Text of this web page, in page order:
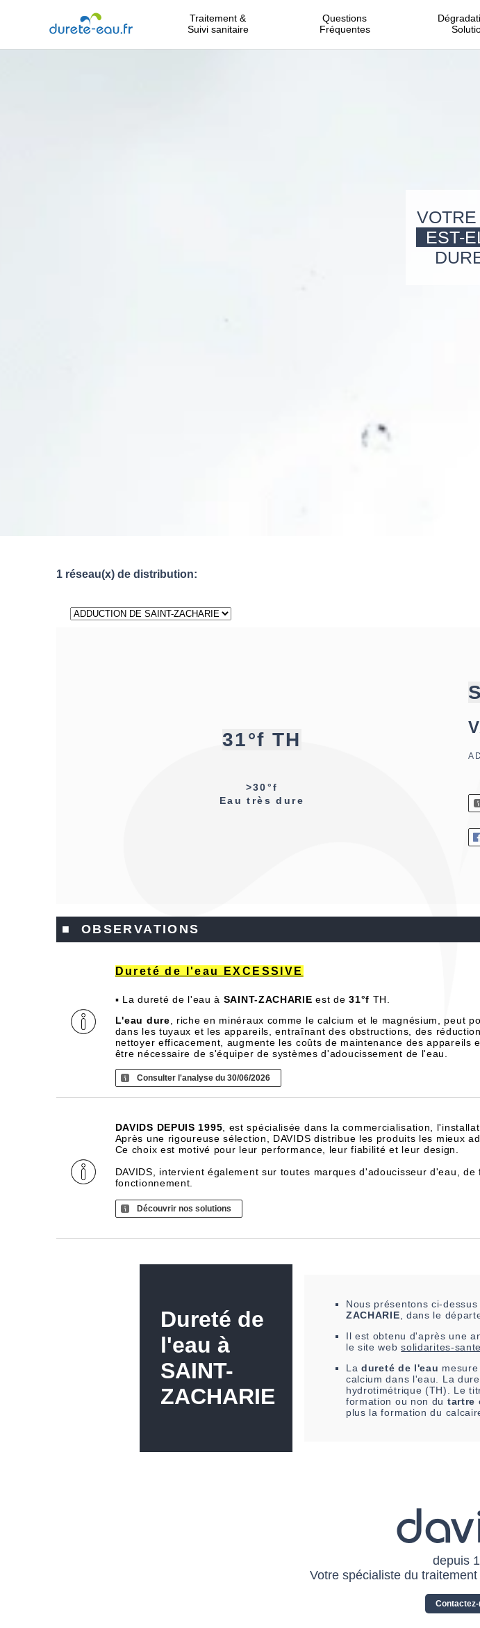
Traitement &
Suivi sanitaire
Questions
Fréquentes
EST-
1 réseau(x) de distribution:
31°f TH
>30°f
Eau très dure
■ OBSERVATIONS
Dureté de l'eau EXCESSIVE
▪ La dureté de l'eau à SAINT-ZACHARIE est de31°f TH.
L'eau dure , riche en minéraux comme le calcium et le magnésium, peut
dans les tuyaux et les appareils, entraînant des obstructions, des
nettoyer efficacement, augmente les coûts de maintenance des
être nécessaire de s'équiper de systèmes d'adoucissement de l'eau.
Consulter l'analyse du 30/06/2026
DAVIDS DEPUIS 1995 , est spécialisée dans la commercialisation,
Après une rigoureuse sélection, DAVIDS distribue les produits les mieux
Ce choix est motivé pour leur performance, leur fiabilité et leur design.
DAVIDS, intervient également sur toutes marques d'adoucisseur d'eau,
fonctionnement.
Découvrir nos solutions
Dureté de
l'eau à
SAINT-
ZACHARIE
Nous présentons ci-
ZACHARIE, dans le
Il est obtenu d'après une
le site websolidarites-
La dureté de l'eau
calcium dans l'eau. La
hydrotimétrique (TH). Le
formation ou non du tartre
plus la formation du
depuis
Votre spécialiste du
Contactez-